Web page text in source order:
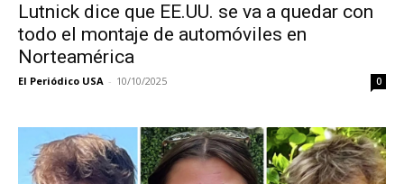
Lutnick dice que EE.UU. se va a quedar con
todo el montaje de automóviles en
Norteamérica
El Periódico USA - 10/10/2025 0